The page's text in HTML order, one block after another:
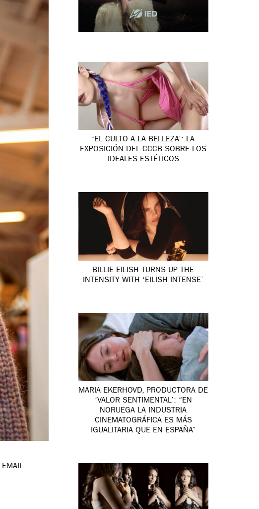
EMAIL
‘EL CULTO A LA BELLEZA’: LA
EXPOSICIÓN DEL CCCB SOBRE LOS
IDEALES ESTÉTICOS
BILLIE EILISH TURNS UP THE
INTENSITY WITH ‘EILISH INTENSE’
MARIA EKERHOVD, PRODUCTORA DE
‘VALOR SENTIMENTAL’: “EN
NORUEGA LA INDUSTRIA
CINEMATOGRÁFICA ES MÁS
IGUALITARIA QUE EN ESPAÑA”